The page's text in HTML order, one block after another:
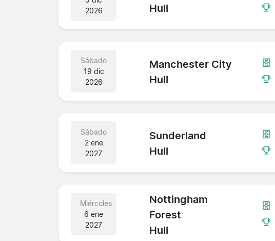
2026
Hull
Sábado
19 dic
2026
Manchester City
Hull
Sábado
2 ene
2027
Sunderland
Hull
Miércoles
6 ene
2027
Nottingham
Forest
Hull